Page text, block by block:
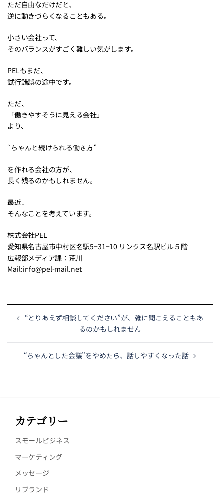
ただ自由なだけだと、
逆に動きづらくなることもある。
小さい会社って、
そのバランスがすごく難しい気がします。
PELもまだ、
試行錯誤の途中です。
ただ、
「働きやすそうに見える会社」
より、
“ちゃんと続けられる働き方”
を作れる会社の方が、
長く残るのかもしれません。
最近、
そんなことを考えています。
株式会社PEL
愛知県名古屋市中村区名駅5−31−10 リンクス名駅ビル５階
広報部メディア課：荒川
Mail:info@pel-mail.net
“とりあえず相談してください”が、雑に聞こえることもあ
るのかもしれません
“ちゃんとした会議”をやめたら、話しやすくなった話
カテゴリー
スモールビジネス
マーケティング
メッセージ
リブランド